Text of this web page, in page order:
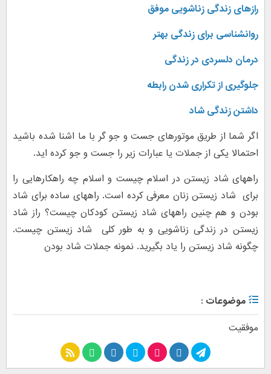
رازهای زندگی زناشویی موفق
روانشناسی برای زندگی بهتر
درمان دلسردی در زندگی
جلوگیری از تکراری شدن رابطه
داشتن زندگی شاد
اگر شما از طریق موتورهای جست و جو گر با ما اشنا شده باشید
احتمالا یکی از جملات یا عبارات زیر را جست و جو کرده اید.
راههای شاد زیستن در اسلام چیست و اسلام چه راهکارهایی را
برای شاد زیستن زنان معرفی کرده است. راههای ساده برای شاد
بودن و هم چنین راههای شاد زیستن کودکان چیست؟ راز شاد
زیستن در زندگی زناشویی و به طور کلی شاد زیستن چیست.
چگونه شاد زیستن را یاد بگیرید. نمونه جملات شاد بودن
موضوعات :
موفقیت